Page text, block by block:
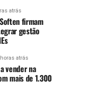
atrás
firmam
gestão
atrás
vender na
mais de 1.300